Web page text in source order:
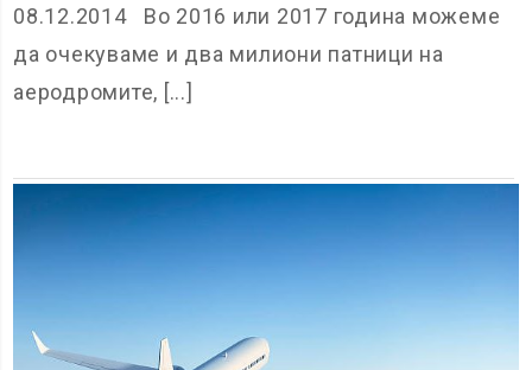
08.12.2014 Во 2016 или 2017 година можеме
да очекуваме и два милиони патници на
аеродромите, [...]